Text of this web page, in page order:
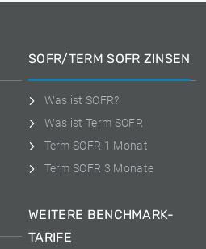
SOFR/TERM SOFR ZINSEN
Was ist SOFR?
Was ist Term SOFR
Term SOFR 1 Monat
Term SOFR 3 Monate
WEITERE BENCHMARK-
TARIFE